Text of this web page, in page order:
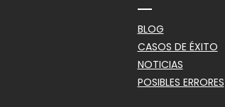
BLOG
CASOS DE ÉXITO
NOTICIAS
POSIBLES ERRORES